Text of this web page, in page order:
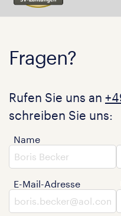
Fragen?
Rufen Sie uns an
schreiben Sie uns:
Name
E-Mail-Adresse